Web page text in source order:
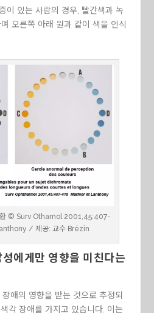
이 있는 사람의 경우, 빨간색과 녹
오른쪽 아래 원과 같이 색을 인식
환 © Surv Othamol 2001,45:407-
/ 제공: 교수 Brézin
에게만 영향을 미친다는
애의 영향을 받는 것으로 추정되
각 장애를 가지고 있습니다. 이는